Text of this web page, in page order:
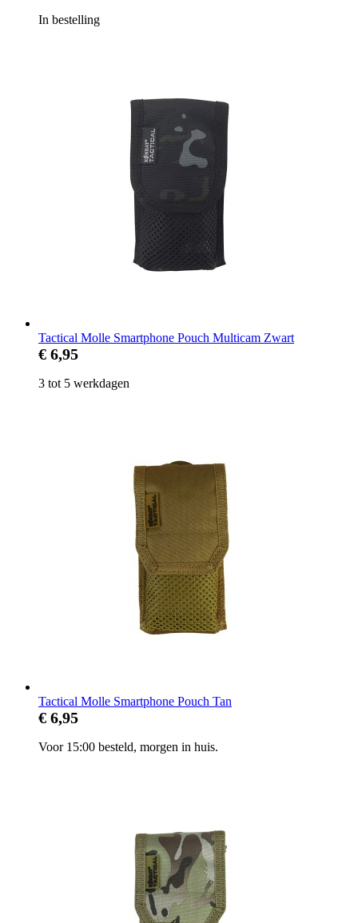
In bestelling
Tactical Molle Smartphone Pouch Multicam Zwart
€ 6,95
3 tot 5 werkdagen
Tactical Molle Smartphone Pouch Tan
€ 6,95
Voor 15:00 besteld, morgen in huis.